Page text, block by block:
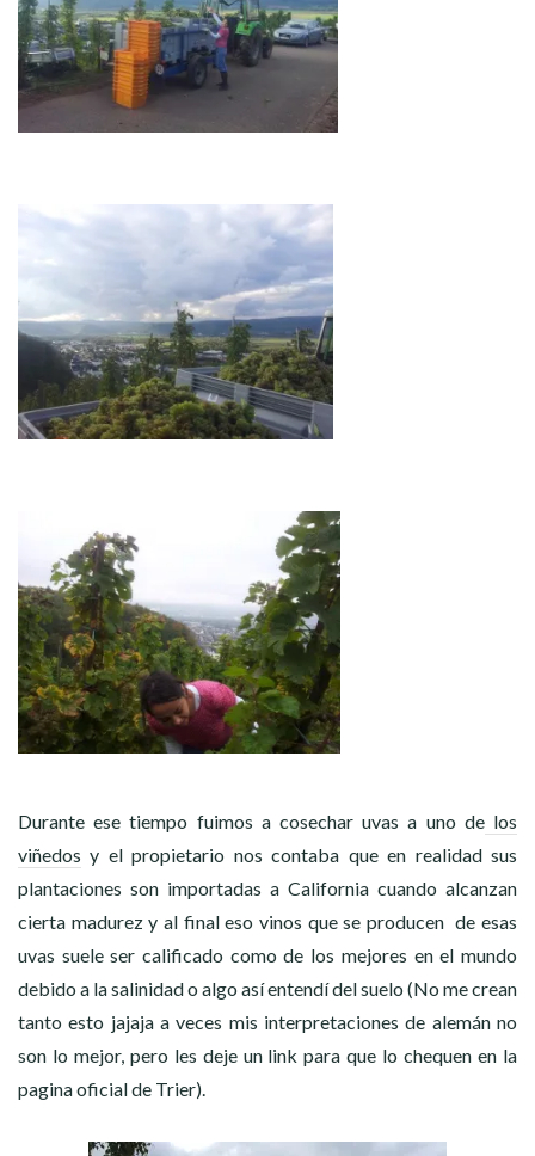
Durante ese tiempo fuimos a cosechar uvas a uno delos
viñedos y el propietario nos contaba que en realidad sus
plantaciones son importadas a California cuando alcanzan
cierta madurez y al final eso vinos que se producen de esas
uvas suele ser calificado como de los mejores en el mundo
debido a la salinidad o algo así entendí del suelo (No me crean
tanto esto jajaja a veces mis interpretaciones de alemán no
son lo mejor, pero les deje un link para que lo chequen en la
pagina oficial de Trier).